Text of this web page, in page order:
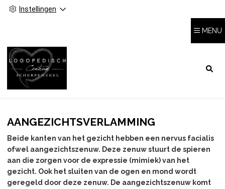
Instellingen
MENU
AANGEZICHTSVERLAMMING
Beide kanten van het gezicht hebben een nervus facialis
ofwel aangezichtszenuw. Deze zenuw stuurt de spieren
aan die zorgen voor de expressie (mimiek) van het
gezicht. Ook het sluiten van de ogen en mond wordt
geregeld door deze zenuw. De aangezichtszenuw komt